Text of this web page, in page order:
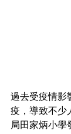
過去受疫情影
疫，導致不少
局田家炳小學